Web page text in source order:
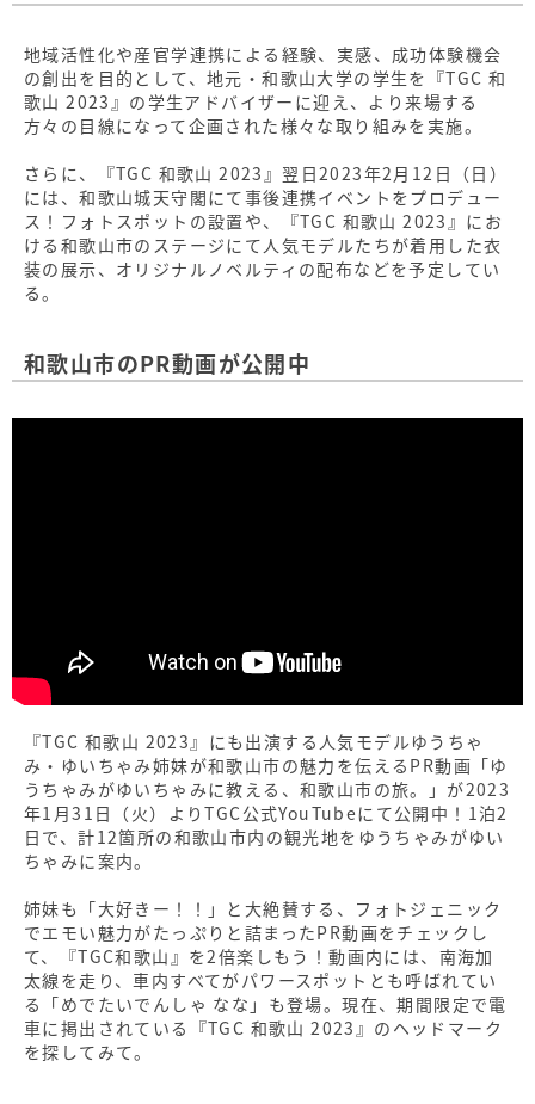
地域活性化や産官学連携による経験、実感、成功体験機会
の創出を目的として、地元・和歌山大学の学生を『TGC 和
歌山 2023』の学生アドバイザーに迎え、より来場する
方々の目線になって企画された様々な取り組みを実施。
さらに、『TGC 和歌山 2023』翌日2023年2月12日（日）
には、和歌山城天守閣にて事後連携イベントをプロデュー
ス！フォトスポットの設置や、『TGC 和歌山 2023』にお
ける和歌山市のステージにて人気モデルたちが着用した衣
装の展示、オリジナルノベルティの配布などを予定してい
る。
和歌山市のPR動画が公開中
『TGC 和歌山 2023』にも出演する人気モデルゆうちゃ
み・ゆいちゃみ姉妹が和歌山市の魅力を伝えるPR動画「ゆ
うちゃみがゆいちゃみに教える、和歌山市の旅。」が2023
年1月31日（火）よりTGC公式YouTubeにて公開中！1泊2
日で、計12箇所の和歌山市内の観光地をゆうちゃみがゆい
ちゃみに案内。
姉妹も「大好きー！！」と大絶賛する、フォトジェニック
でエモい魅力がたっぷりと詰まったPR動画をチェックし
て、『TGC和歌山』を2倍楽しもう！動画内には、南海加
太線を走り、車内すべてがパワースポットとも呼ばれてい
る「めでたいでんしゃ なな」も登場。現在、期間限定で電
車に掲出されている『TGC 和歌山 2023』のヘッドマーク
を探してみて。